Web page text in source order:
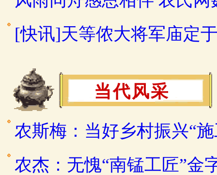
[快讯]天等侬大将军庙定
当代风采
农斯梅：当好乡村振兴“
农杰：无愧“南锰工匠”金